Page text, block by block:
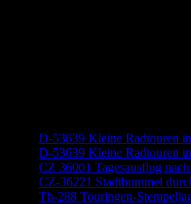
D-53639 Kleine Radtouren
D-53639 Kleine Radtouren
CZ 36001 Tagesausflug
CZ-36221 Stadtbummel
Th-288 Touringen-